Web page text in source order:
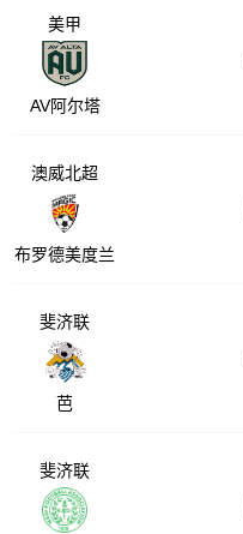
美甲
AV阿尔塔
澳威北超
布罗德美度兰
斐济联
芭
斐济联